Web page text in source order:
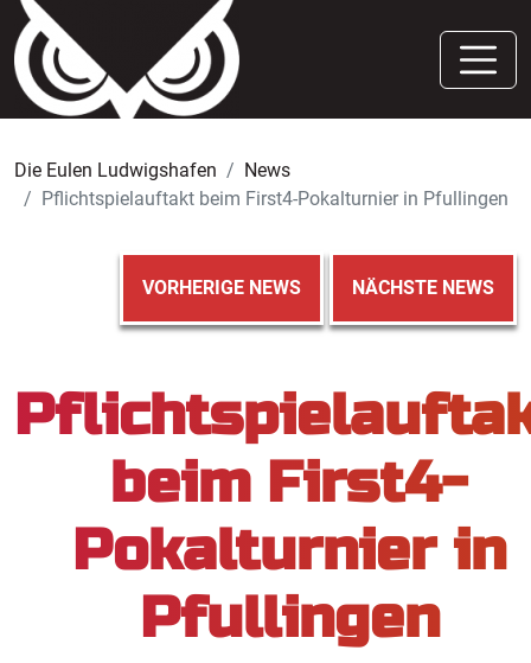
Die Eulen Ludwigshafen
News
Pflichtspielauftakt beim First4-Pokalturnier in Pfullingen
VORHERIGE NEWS NÄCHSTE NEWS
beim First4-
Pokalturnier in
Pfullingen